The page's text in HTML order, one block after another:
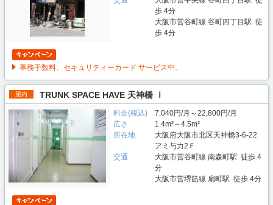
歩 4分
大阪市営谷町線 谷町四丁目駅 徒
歩 4分
事務手数料、セキュリティーカード サービス中。
屋内 TRUNK SPACE HAVE 天神橋 Ⅰ
料金(税込)
7,040円/月～22,800円/月
広さ
1.4m²～4.5m²
所在地
大阪府大阪市北区天神橋3-6-22
アミ与力2Ｆ
交通
大阪市営谷町線 南森町駅 徒歩 4
分
大阪市営堺筋線 扇町駅 徒歩 4分